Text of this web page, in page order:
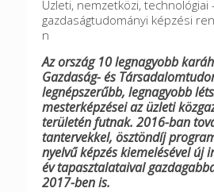
Üzleti, nemzetközi, technológiai
gazdaságtudományi képzési
n
Az ország 10 legnagyobb
Gazdaság- és
legnépszerűbb, legnagyobb
mesterképzései az üzleti
területén futnak. 2016-ban
tantervekkel, ösztöndíj
nyelvű képzés kiemelésével új
év tapasztalataival
2017-ben is.